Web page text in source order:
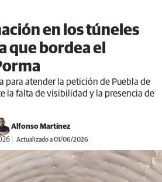
en los túneles
que bordea el
para atender la petición de Puebla de
la falta de visibilidad y la presencia de
Alfonso Martínez
Actualizado a 01/06/2026